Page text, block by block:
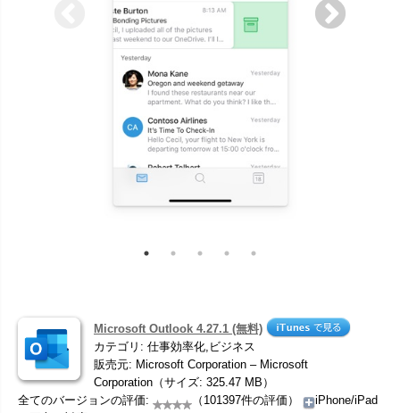
Microsoft Outlook 4.27.1 (無料)
カテゴリ: 仕事効率化,ビジネス
販売元: Microsoft Corporation – Microsoft
Corporation（サイズ: 325.47 MB）
全てのバージョンの評価:
（101397件の評価）
iPhone/iPad